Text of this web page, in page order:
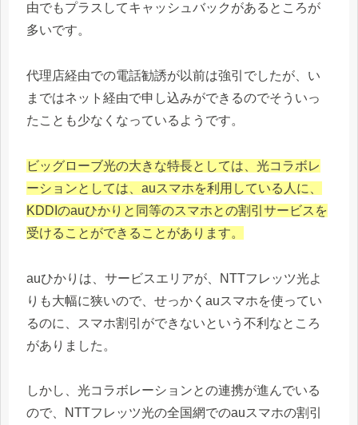
由でもプラスしてキャッシュバックがあるところが
多いです。
代理店経由での電話勧誘が以前は強引でしたが、い
まではネット経由で申し込みができるのでそういっ
たことも少なくなっているようです。
ビッグローブ光の大きな特長としては、光コラボレ
ーションとしては、auスマホを利用している人に、
KDDIのauひかりと同等のスマホとの割引サービスを
受けることができることがあります。
auひかりは、サービスエリアが、NTTフレッツ光よ
りも大幅に狭いので、せっかくauスマホを使ってい
るのに、スマホ割引ができないという不利なところ
がありました。
しかし、光コラボレーションとの連携が進んでいる
ので、NTTフレッツ光の全国網でのauスマホの割引